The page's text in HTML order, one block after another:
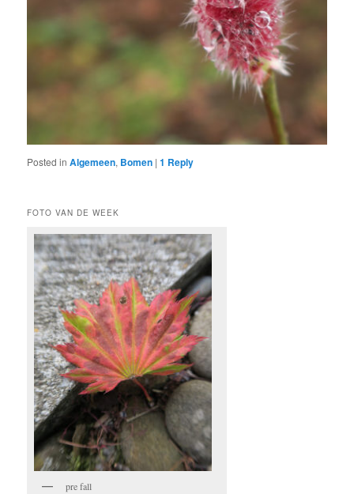
Posted in Algemeen, Bomen |1 Reply
FOTO VAN DE WEEK
pre fall